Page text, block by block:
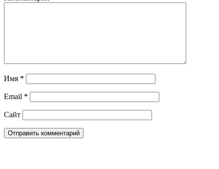
Имя *
Email *
Сайт